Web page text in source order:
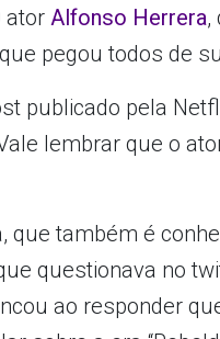
atorAlfonso Herrera,
pegou todos de
publicado pela
lembrar que o
que também é
questionava no
ao responder